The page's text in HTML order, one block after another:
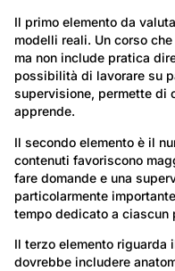
Il primo elemento da
modelli reali. Un corso
ma non include pratica
possibilità di lavorare su
supervisione, permette di
apprende.
Il secondo elemento è il
contenuti favoriscono
fare domande e una
particolarmente
tempo dedicato a ciascun
Il terzo elemento riguarda
dovrebbe includere